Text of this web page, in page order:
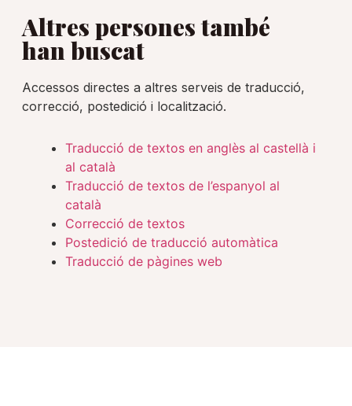
Altres persones també
han buscat
Accessos directes a altres serveis de traducció,
correcció, postedició i localització.
Traducció de textos en anglès al castellà i
al català
Traducció de textos de l’espanyol al
català
Correcció de textos
Postedició de traducció automàtica
Traducció de pàgines web